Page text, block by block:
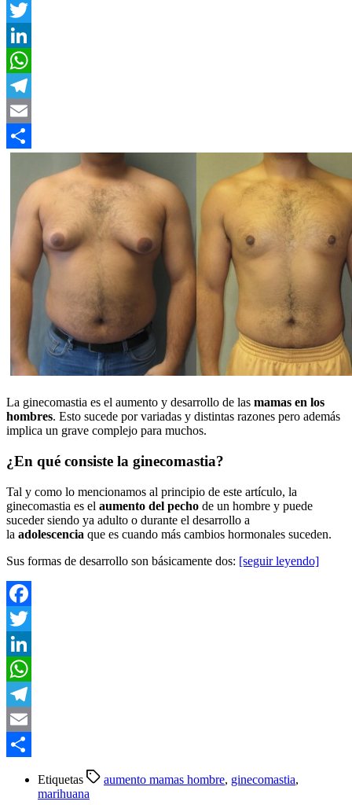
Facebook
Twitter
LinkedIn
WhatsApp
Telegram
Email
La ginecomastia es el aumento y desarrollo de las mamas en los
hombres. Esto sucede por variadas y distintas razones pero además
implica un grave complejo para muchos.
¿En qué consiste la ginecomastia?
Tal y como lo mencionamos al principio de este artículo, la
ginecomastia es el aumento del pecho de un hombre y puede
suceder siendo ya adulto o durante el desarrollo a
la adolescencia que es cuando más cambios hormonales suceden.
Sus formas de desarrollo son básicamente dos: [seguir leyendo]
Facebook
Twitter
LinkedIn
WhatsApp
Telegram
Email
Etiquetas aumento mamas hombre, ginecomastia,
marihuana